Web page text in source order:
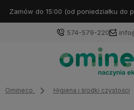
Zamów do 15:00 (od poniedziałku do
574-579-220
Omineco Higiena i środki czystości